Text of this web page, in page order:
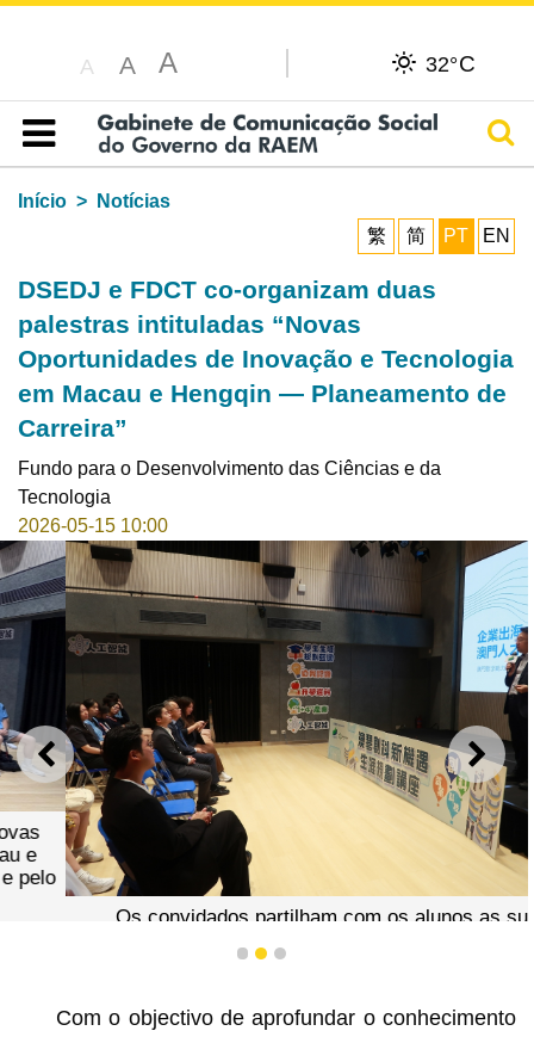
A A A 32°C
Índice
Início
Notícias
繁
简 PT EN
DSEDJ e FDCT co-organizam duas
palestras intituladas “Novas
Oportunidades de Inovação e Tecnologia
em Macau e Hengqin — Planeamento de
Carreira”
Fundo para o Desenvolvimento das Ciências e da
Tecnologia
2026-05-15 10:00
ANTERIOR
Os convidados partilham com os alunos as suas
empreendedorismo
1 2 3
Com o objectivo de aprofundar o conhecimento